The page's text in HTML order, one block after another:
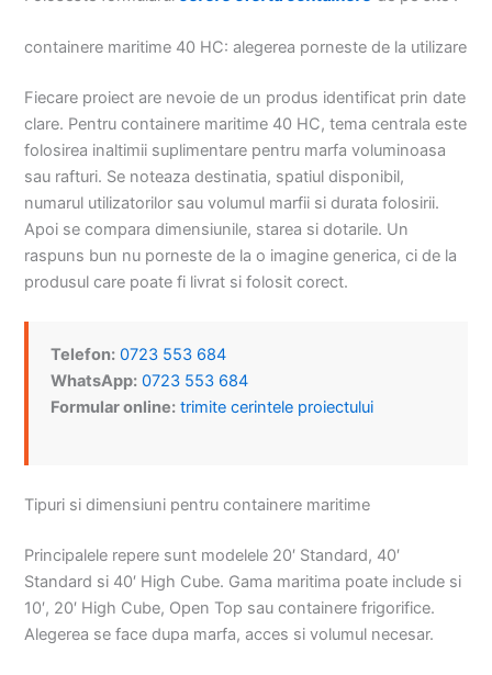
containere maritime 40 HC: alegerea porneste de la utilizare
Fiecare proiect are nevoie de un produs identificat prin date
clare. Pentru containere maritime 40 HC, tema centrala este
folosirea inaltimii suplimentare pentru marfa voluminoasa
sau rafturi. Se noteaza destinatia, spatiul disponibil,
numarul utilizatorilor sau volumul marfii si durata folosirii.
Apoi se compara dimensiunile, starea si dotarile. Un
raspuns bun nu porneste de la o imagine generica, ci de la
produsul care poate fi livrat si folosit corect.
Telefon: 0723 553 684
WhatsApp: 0723 553 684
Formular online: trimite cerintele proiectului
Tipuri si dimensiuni pentru containere maritime
Principalele repere sunt modelele 20′ Standard, 40′
Standard si 40′ High Cube. Gama maritima poate include si
10′, 20′ High Cube, Open Top sau containere frigorifice.
Alegerea se face dupa marfa, acces si volumul necesar.